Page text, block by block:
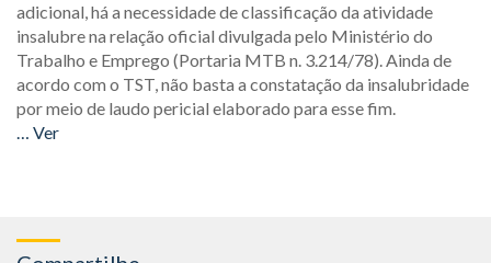
adicional, há a necessidade de classificação da atividade
insalubre na relação oficial divulgada pelo Ministério do
Trabalho e Emprego (Portaria MTB n. 3.214/78). Ainda de
acordo com o TST, não basta a constatação da insalubridade
por meio de laudo pericial elaborado para esse fim.
… Ver